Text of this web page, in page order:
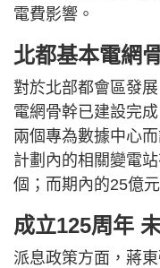
電費影響。
北都基本電網
對於北部都會區發
電網骨幹已建設完
兩個專為數據中心
計劃內的相關變電
個；而期內的25億
成立125周年
派息政策方面，蔣